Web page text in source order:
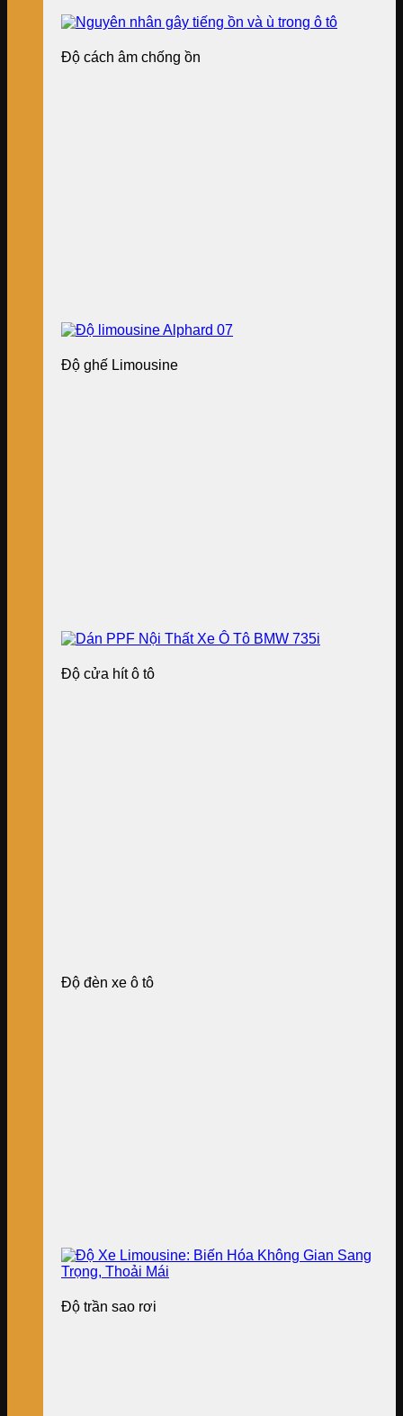
Độ cách âm chống ồn
Độ ghế Limousine
Độ cửa hít ô tô
Độ đèn xe ô tô
Độ trần sao rơi